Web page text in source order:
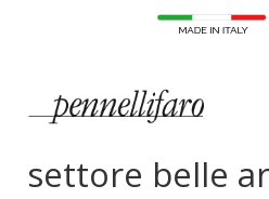
AZIENDA
settore belle